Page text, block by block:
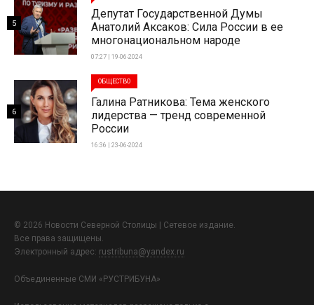
Депутат Государственной Думы
Анатолий Аксаков: Сила России в ее
многонациональном народе
07:27 | 19-06-2024
5
ОБЩЕСТВО
Галина Ратникова: Тема женского
лидерства — тренд современной
России
16:36 | 23-06-2024
6
© 2026 Новости Северной Столицы | Сетевое издание.
Все права защищены.
Электронный адрес: rustribuna@yandex.ru
Объединенные СМИ «РУСТРИБУНА»